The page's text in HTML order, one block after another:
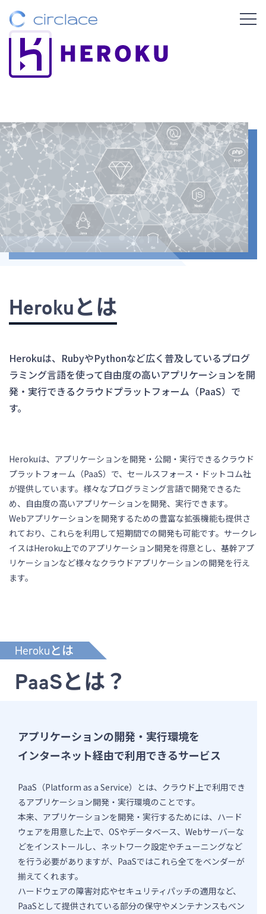
Herokuとは
Herokuは、RubyやPythonなど広く普及しているプログ
ラミング言語を使って自由度の高いアプリケーションを開
発・実行できるクラウドプラットフォーム（PaaS）で
す。
Herokuは、アプリケーションを開発・公開・実行できるクラウド
プラットフォーム（PaaS）で、セールスフォース・ドットコム社
が提供しています。様々なプログラミング言語で開発できるた
め、自由度の高いアプリケーションを開発、実行できます。
Webアプリケーションを開発するための豊富な拡張機能も提供さ
れており、これらを利用して短期間での開発も可能です。サークレ
イスはHeroku上でのアプリケーション開発を得意とし、基幹アプ
リケーションなど様々なクラウドアプリケーションの開発を行え
ます。
Herokuとは
PaaSとは？
アプリケーションの開発・実行環境を
インターネット経由で利用できるサービス
PaaS（Platform as a Service）とは、クラウド上で利用でき
るアプリケーション開発・実行環境のことです。
本来、アプリケーションを開発・実行するためには、ハード
ウェアを用意した上で、OSやデータベース、Webサーバーな
どをインストールし、ネットワーク設定やチューニングなど
を行う必要がありますが、PaaSではこれら全てをベンダーが
揃えてくれます。
ハードウェアの障害対応やセキュリティパッチの適用など、
PaaSとして提供されている部分の保守やメンテナンスもベン